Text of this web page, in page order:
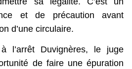
et de précaution avant
d’une circulaire.
l’arrêt Duvignères, le juge
de faire une épuration